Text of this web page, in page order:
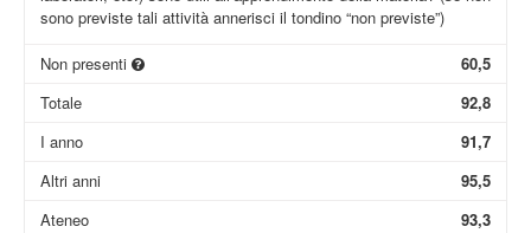
sono previste tali attività annerisci il tondino “non previste”)
Non presenti
60,5
Totale
92,8
I anno
91,7
Altri anni
95,5
Ateneo
93,3